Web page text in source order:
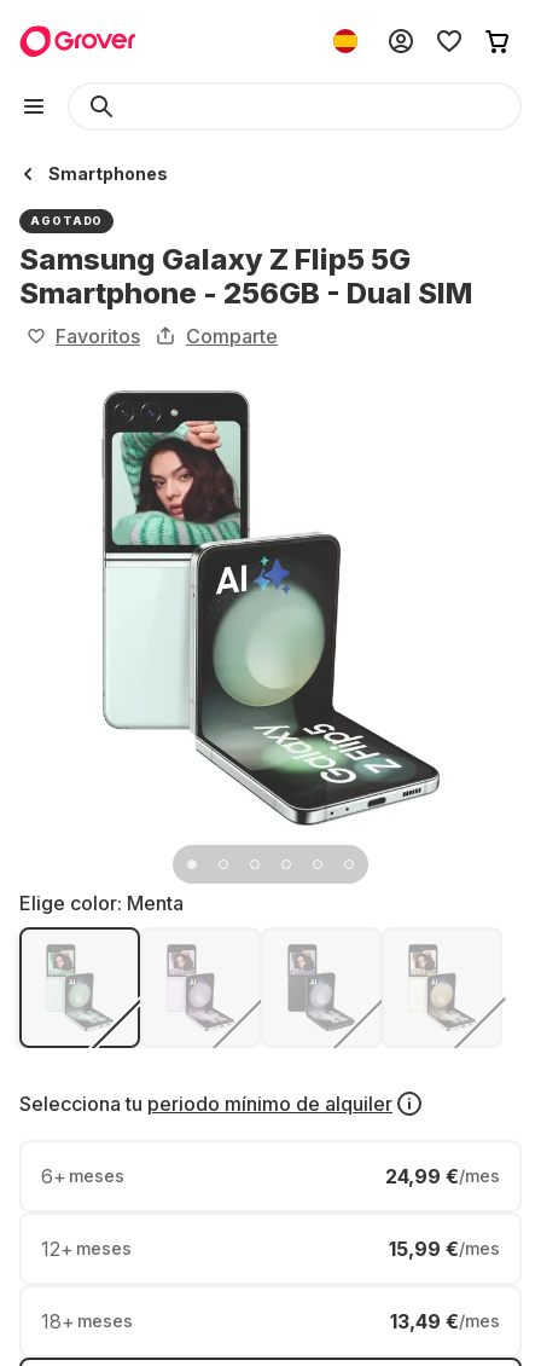
Smartphones
AGOTADO
Samsung Galaxy Z Flip5 5G
Smartphone - 256GB - Dual SIM
Favoritos Comparte
Elige color: Menta
Selecciona tu periodo mínimo de alquiler
6+ meses 24,99 €/mes
12+ meses 15,99 €/mes
18+ meses 13,49 €/mes